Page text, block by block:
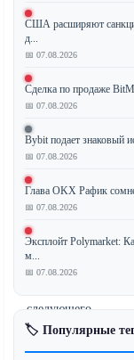
Известный
криптотрейдер
определил
Hyperliquid
(HYPE)
и
токены
искусственного
интеллекта
(ИИ)
в
основных
следующего
ралли
альткоинов.
США расширяют
д...
📅 07.08.2026
Сделка по продаже
📅 07.08.2026
Bybit подает знаковый
📅 07.08.2026
Глава OKX Рафик
📅 07.08.2026
Эксплойт Polymarket:
м...
📅 07.08.2026
🏷️ Популярные